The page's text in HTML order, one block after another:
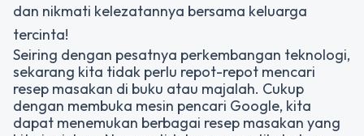
dan nikmati kelezatannya bersama keluarga
tercinta!
Seiring dengan pesatnya perkembangan teknologi,
sekarang kita tidak perlu repot-repot mencari
resep masakan di buku atau majalah. Cukup
dengan membuka mesin pencari Google, kita
dapat menemukan berbagai resep masakan yang